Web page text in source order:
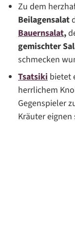
Zu dem
Beilagensalat
Bauernsalat,
gemischter
schmecken
Tsatsiki bietet
herrlichem
Gegenspieler
Kräuter